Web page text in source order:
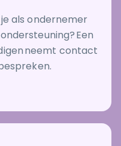
als ondernemer
Een
neemt contact